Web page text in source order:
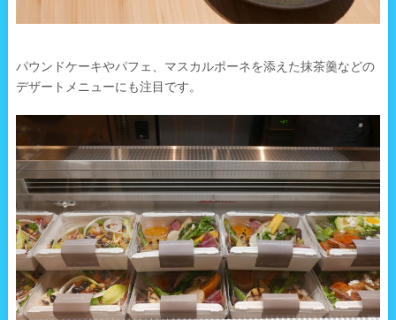
パウンドケーキやパフェ、マスカルポーネを添えた抹茶羹などの
デザートメニューにも注目です。